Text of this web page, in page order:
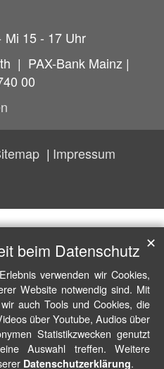
15 - 17 Uhr
| PAX-Bank Mainz |
00
Impressum
beim Datenschutz
verwenden wir Cookies,
Website notwendig sind. Mit
auch Tools und Cookies, die
über Youtube, Audios über
Statistikzwecken genutzt
Auswahl treffen. Weitere
Datenschutzerklärung.
✕